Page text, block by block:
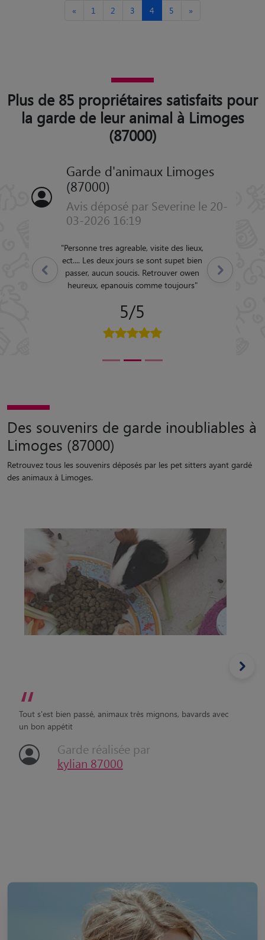
« 1 2 3 4 5 »
Plus de 85 propriétaires satisfaits pour
la garde de leur animal à Limoges
(87000)
Garde d'animaux Limoges
(87000)
Avis déposé par Severine le 20-
03-2026 16:19
"Personne tres agreable, visite des lieux,
ect.... Les deux jours se sont supet bien
passer, aucun soucis. Retrouver owen
heureux, epanouis comme toujours"
5/5
Précédent Suivant
Des souvenirs de garde inoubliables à
Limoges (87000)
Retrouvez tous les souvenirs déposés par les pet sitters ayant gardé
des animaux à Limoges.
“
Tout s'est bien passé, animaux très mignons, bavards avec
un bon appétit
Garde réalisée par
kylian 87000